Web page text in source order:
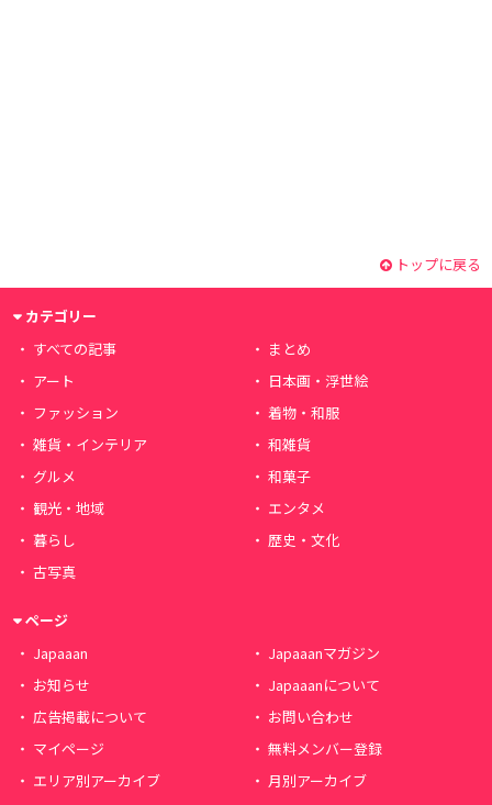
トップに戻る
カテゴリー
すべての記事
まとめ
アート
日本画・浮世絵
ファッション
着物・和服
雑貨・インテリア
和雑貨
グルメ
和菓子
観光・地域
エンタメ
暮らし
歴史・文化
古写真
ページ
Japaaan
Japaaanマガジン
お知らせ
Japaaanについて
広告掲載について
お問い合わせ
マイページ
無料メンバー登録
エリア別アーカイブ
月別アーカイブ